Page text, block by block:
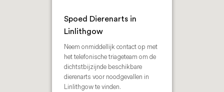
Spoed Dierenarts in
Linlithgow
Neem onmiddellijk contact op met
het telefonische triageteam om de
dichtstbijzijnde beschikbare
dierenarts voor noodgevallen in
Linlithgow te vinden.